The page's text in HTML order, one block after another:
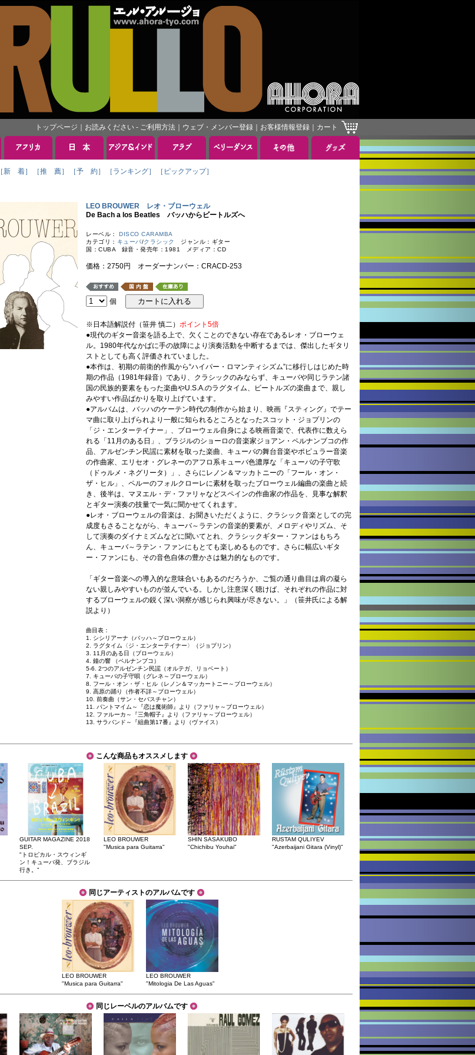
トップページ お読みください - ご利用方法 ウェブ・メンバー登録 お客様情報登録 カート
［新 着］ ［推 薦］ ［予 約］ ［ランキング］ ［ピックアップ］
LEO BROUWER レオ・ブローウェル
De Bach a los Beatles バッハからビートルズへ
レーベル： DISCO CARAMBA
カテゴリ： キューバ/クラシック
ジャンル：ギター
国：CUBA 録音・発売年：1981 メディア：CD
価格：2750円 オーダーナンバー：CRACD-253
個
※日本語解説付（笹井 慎二） ポイント5倍
●現代のギター音楽を語る上で、欠くことのできない存在であるレオ・ブローウェ
ル。1980年代なかばに手の故障により演奏活動を中断するまでは、傑出したギタリ
ストとしても高く評価されていました。
●本作は、初期の前衛的作風から“ハイパー・ロマンティシズム”に移行しはじめた時
期の作品（1981年録音）であり、クラシックのみならず、キューバや同じラテン諸
国の民族的要素をもった楽曲やU.S.A.のラグタイム、ビートルズの楽曲まで、親し
みやすい作品ばかりを取り上げています。
●アルバムは、バッハのケーテン時代の制作から始まり、映画『スティング』でテー
マ曲に取り上げられより一般に知られるところとなったスコット・ジョプリンの
「ジ・エンターテイナー」、ブローウェル自身による映画音楽で、代表作に数えら
れる「11月のある日」、ブラジルのショーロの音楽家ジョアン・ペルナンブコの作
品、アルゼンチン民謡に素材を取った楽曲、キューバの舞台音楽やポピュラー音楽
の作曲家、エリセオ・グレネーのアフロ系キューバ色濃厚な「キューバの子守歌
（ドゥルメ・ネグリータ）」、さらにレノン＆マッカトニーの「フール・オン・
ザ・ヒル」、ペルーのフォルクローレに素材を取ったブローウェル編曲の楽曲と続
き、後半は、マヌエル・デ・ファリャなどスペインの作曲家の作品を、見事な解釈
とギター演奏の技量で一気に聞かせてくれます。
●レオ・ブローウェルの音楽は、お聞きいただくように、クラシック音楽としての完
成度もさることながら、キューバ～ラテンの音楽的要素が、メロディやリズム、そ
して演奏のダイナミズムなどに聞いてとれ、クラシックギター・ファンはもちろ
ん、キューバ～ラテン・ファンにもとても楽しめるものです。さらに幅広いギタ
ー・ファンにも、その音色自体の豊かさは魅力的なものです。
「ギター音楽への導入的な意味合いもあるのだろうか、ご覧の通り曲目は肩の凝ら
ない親しみやすいものが並んでいる。しかし注意深く聴けば、それぞれの作品に対
するブローウェルの鋭く深い洞察が感じられ興味が尽きない。」（笹井氏による解
説より）
曲目表：
1. シシリアーナ（バッハ～ブローウェル）
2. ラグタイム〈ジ・エンターテイナー〉（ジョプリン）
3. 11月のある日（ブローウェル）
4. 鐘の響 （ペルナンブコ）
5-6. 2つのアルゼンチン民謡（オルテガ、リョベート）
7. キューバの子守唄（グレネ～ブローウェル）
8. フール・オン・ザ・ヒル（レノン＆マッカートニー～ブローウェル）
9. 高原の踊り（作者不詳～ブローウェル）
10. 前奏曲（サン・セバスチャン）
11. パントマイム～『恋は魔術師』より（ファリャ～ブローウェル）
12. ファルーカ～『三角帽子』より（ファリャ～ブローウェル）
13. サラバンド～『組曲第17番』より（ヴァイス）
こんな商品もオススメします
GUITAR MAGAZINE 2018
SEP.
"トロピカル・スウィンギ
ン！キューバ発、ブラジル
行き。"
LEO BROUWER
"Musica para Guitarra"
SHIN SASAKUBO
"Chichibu Youhai"
RUSTAM QULIYEV
"Azerbaijani Gitara (Vinyl)"
同じアーティストのアルバムです
LEO BROUWER
"Musica para Guitarra"
LEO BROUWER
"Mitologia De Las Aguas"
同じレーベルのアルバムです